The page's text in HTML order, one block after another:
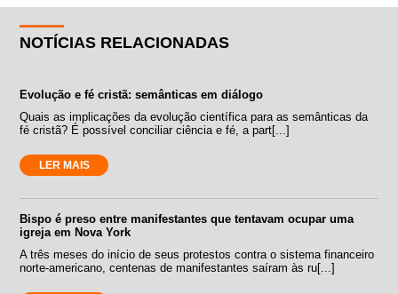
NOTÍCIAS RELACIONADAS
Evolução e fé cristã: semânticas em diálogo
Quais as implicações da evolução científica para as semânticas da
fé cristã? É possível conciliar ciência e fé, a part[...]
LER MAIS
Bispo é preso entre manifestantes que tentavam ocupar uma
igreja em Nova York
A três meses do início de seus protestos contra o sistema financeiro
norte-americano, centenas de manifestantes saíram às ru[...]